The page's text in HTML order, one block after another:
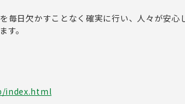
毎日欠かすことなく確実に行い、人々が安心
す。
index.html